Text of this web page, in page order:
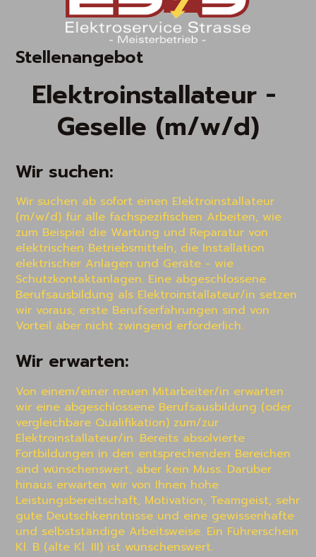
Stellenangebot
Elektroinstallateur -
Geselle (m/w/d)
Wir suchen:
Wir suchen ab sofort einen Elektroinstallateur
(m/w/d) für alle fachspezifischen Arbeiten, wie
zum Beispiel die Wartung und Reparatur von
elektrischen Betriebsmitteln, die Installation
elektrischer Anlagen und Geräte - wie
Schutzkontaktanlagen. Eine abgeschlossene
Berufsausbildung als Elektroinstallateur/in setzen
wir voraus; erste Berufserfahrungen sind von
Vorteil aber nicht zwingend erforderlich.
Wir erwarten:
Von einem/einer neuen Mitarbeiter/in erwarten
wir eine abgeschlossene Berufsausbildung (oder
vergleichbare Qualifikation) zum/zur
Elektroinstallateur/in. Bereits absolvierte
Fortbildungen in den entsprechenden Bereichen
sind wünschenswert, aber kein Muss. Darüber
hinaus erwarten wir von Ihnen hohe
Leistungsbereitschaft, Motivation, Teamgeist, sehr
gute Deutschkenntnisse und eine gewissenhafte
und selbstständige Arbeitsweise. Ein Führerschein
Kl. B (alte Kl. III) ist wünschenswert.